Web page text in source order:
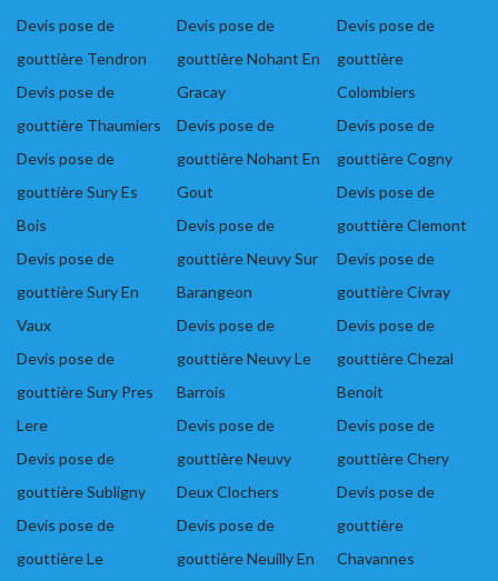
Devis pose de
gouttière Tendron
Devis pose de
gouttière Thaumiers
Devis pose de
gouttière Sury Es
Bois
Devis pose de
gouttière Sury En
Vaux
Devis pose de
gouttière Sury Pres
Lere
Devis pose de
gouttière Subligny
Devis pose de
gouttière Le
Devis pose de
gouttière Nohant En
Gracay
Devis pose de
gouttière Nohant En
Gout
Devis pose de
gouttière Neuvy Sur
Barangeon
Devis pose de
gouttière Neuvy Le
Barrois
Devis pose de
gouttière Neuvy
Deux Clochers
Devis pose de
gouttière Neuilly En
Devis pose de
gouttière
Colombiers
Devis pose de
gouttière Cogny
Devis pose de
gouttière Clemont
Devis pose de
gouttière Civray
Devis pose de
gouttière Chezal
Benoit
Devis pose de
gouttière Chery
Devis pose de
gouttière
Chavannes